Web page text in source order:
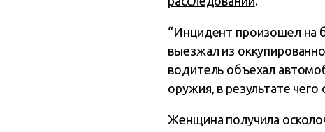
“Инцидент произошел на
выезжал из
водитель объехал
оружия, в результате
Женщина получила